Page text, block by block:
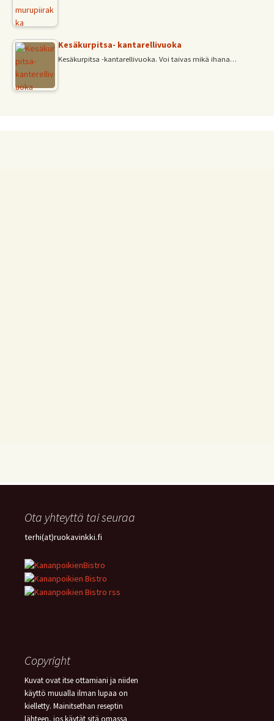
Kesäkurpitsa- kantarellivuoka
Kesäkurpitsa -kantarellivuoka. Voi taivas mikä ihana…
Ota yhteyttä tai seuraa
terhi(at)ruokavinkki.fi
Copyright
Kuvat ovat itse ottamiani ja niiden
käyttö muualla ilman lupaa on
kielletty. Mainitsethan reseptin
lähteen, jos käytät sitä omassa